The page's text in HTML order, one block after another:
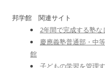
邦学館 関連サイト
2年間で完成する塾
慶應義塾普通部・中
館
子どもの学習を管理